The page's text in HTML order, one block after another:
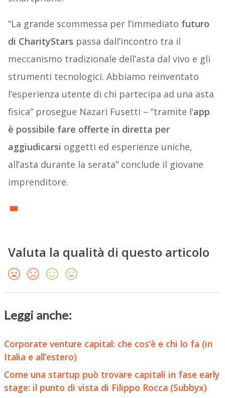
“La grande scommessa per l’immediato futuro
di CharityStars passa dall’incontro tra il
meccanismo tradizionale dell’asta dal vivo e gli
strumenti tecnologici. Abbiamo reinventato
l’esperienza utente di chi partecipa ad una asta
fisica” prosegue Nazari Fusetti – “tramite l’app
è possibile fare offerte in diretta per
aggiudicarsi oggetti ed esperienze uniche,
all’asta durante la serata” conclude il giovane
imprenditore.
Valuta la qualità di questo articolo
Leggi anche:
Corporate venture capital: che cos’è e chi lo fa (in
Italia e all’estero)
Come una startup può trovare capitali in fase early
stage: il punto di vista di Filippo Rocca (Subbyx)